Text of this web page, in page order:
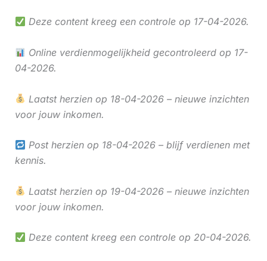
Deze content kreeg een controle op 17-04-2026.
Online verdienmogelijkheid gecontroleerd op 17-
04-2026.
Laatst herzien op 18-04-2026 – nieuwe inzichten
voor jouw inkomen.
Post herzien op 18-04-2026 – blijf verdienen met
kennis.
Laatst herzien op 19-04-2026 – nieuwe inzichten
voor jouw inkomen.
Deze content kreeg een controle op 20-04-2026.